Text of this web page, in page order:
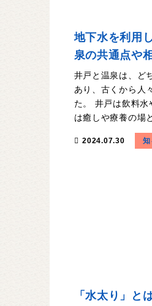
地下水を利用
泉の共通点や
井戸と温泉は、ど
あり、古くから人
た。 井戸は飲料
は癒しや療養の場
2024.07.30 知
「水太り」と